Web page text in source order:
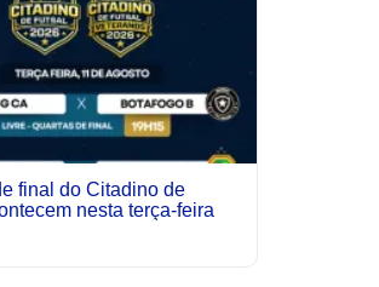
final do Citadino de
nesta terça-feira